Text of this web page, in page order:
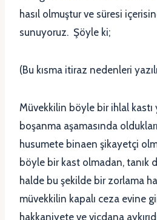
hasıl olmuştur ve süresi
sunuyoruz. Şöyle ki;
(Bu kısma itiraz nedenleri
Müvekkilin böyle bir ihlal
boşanma aşamasında
husumete binaen şikayetçi
böyle bir kast olmadan, tanık
halde bu şekilde bir zorlama
müvekkilin kapalı ceza evine
hakkaniyete ve vicdana